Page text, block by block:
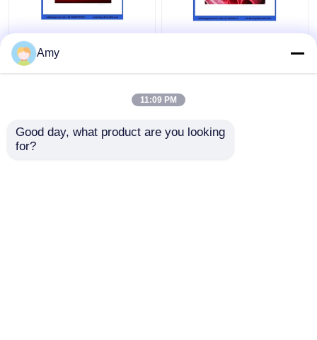
Amy
11:09 PM
Good day, what product are you looking
for?